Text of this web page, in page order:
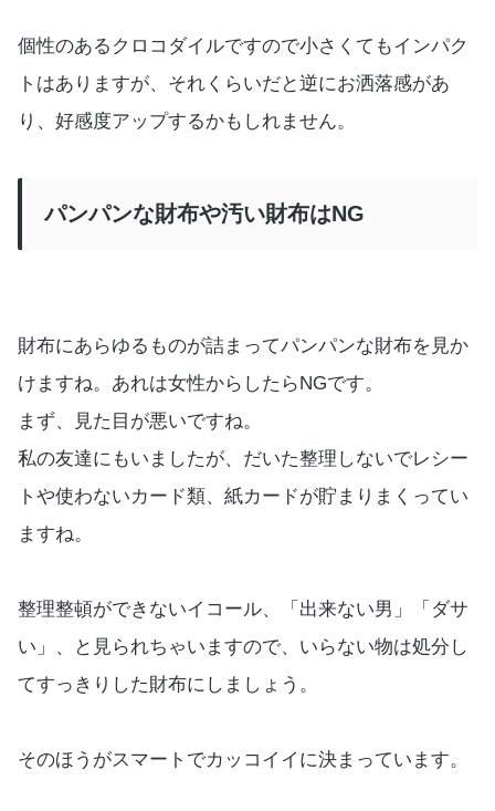
個性のあるクロコダイルですので小さくてもインパク
トはありますが、それくらいだと逆にお洒落感があ
り、好感度アップするかもしれません。
パンパンな財布や汚い財布はNG
財布にあらゆるものが詰まってパンパンな財布を見か
けますね。あれは女性からしたらNGです。
まず、見た目が悪いですね。
私の友達にもいましたが、だいた整理しないでレシー
トや使わないカード類、紙カードが貯まりまくってい
ますね。
整理整頓ができないイコール、「出来ない男」「ダサ
い」、と見られちゃいますので、いらない物は処分し
てすっきりした財布にしましょう。
そのほうがスマートでカッコイイに決まっています。